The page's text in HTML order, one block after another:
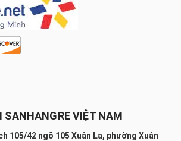
SANHANGRE VIỆT NAM
105/42 ngõ 105 Xuân La, phường Xuân